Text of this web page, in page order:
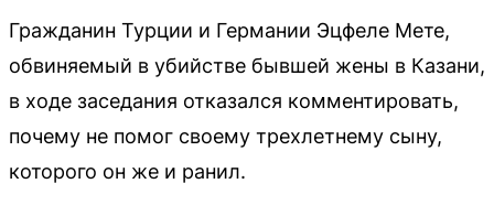
Гражданин Турции и Германии Эцфеле Мете,
обвиняемый в убийстве бывшей жены в Казани,
в ходе заседания отказался комментировать,
почему не помог своему трехлетнему сыну,
которого он же и ранил.